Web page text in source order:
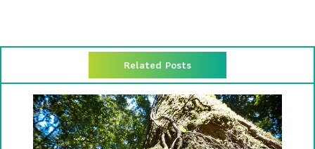
Related Posts